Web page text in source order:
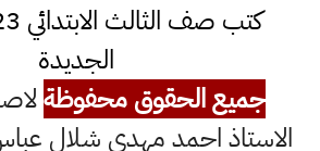
الجديدة
جميع الحقوق محفوظة
الاستاذ احمد مهدي شلال